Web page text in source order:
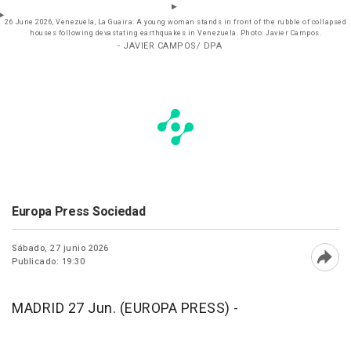
26 June 2026, Venezuela, La Guaira: A young woman stands in front of the rubble of collapsed
houses following devastating earthquakes in Venezuela. Photo: Javier Campos.
- JAVIER CAMPOS/ DPA
Europa Press Sociedad
Sábado, 27 junio 2026
Publicado: 19:30
MADRID 27 Jun. (EUROPA PRESS) -